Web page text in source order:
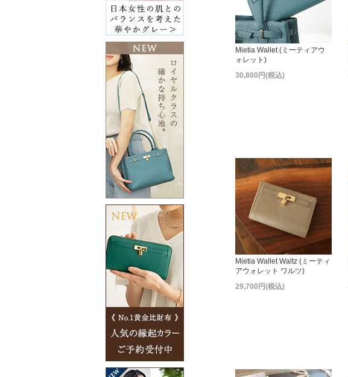
Mietia Wallet (ミーティアウ
ォレット)
30,800円(税込)
Mietia Wallet Waltz (ミーティ
アウォレット ワルツ)
29,700円(税込)